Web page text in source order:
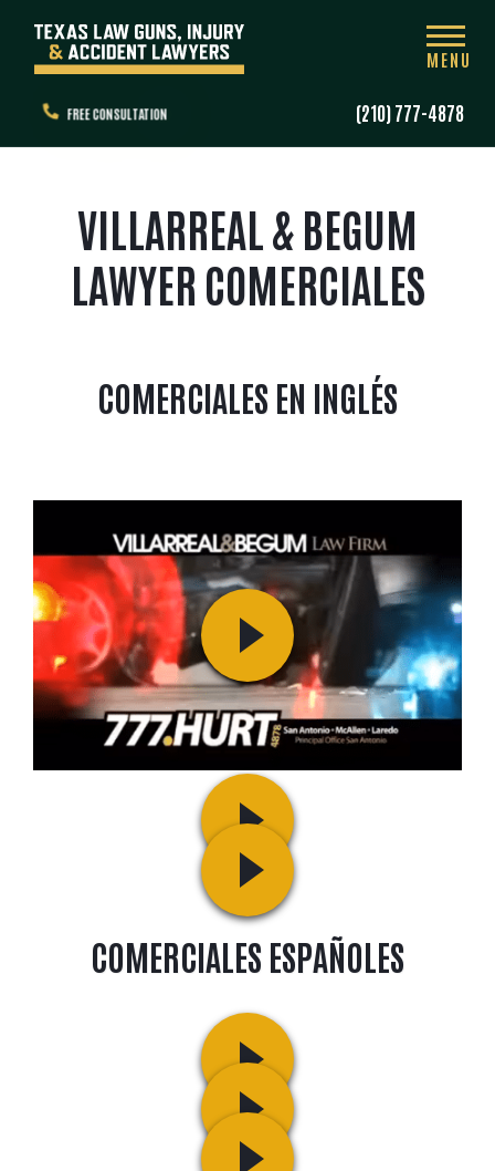
FREE CONSULTATION (210) 777-4878
MENU
VILLARREAL & BEGUM
LAWYER COMERCIALES
COMERCIALES EN INGLÉS
COMERCIALES ESPAÑOLES